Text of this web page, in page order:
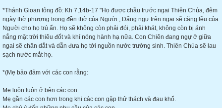
*Thánh Gioan tông đồ: Kh 7,14b-17 "Họ được chầu trước ngai Thiên Chúa, đêm
ngày thờ phượng trong đền thờ của Người ; Đấng ngự trên ngai sẽ căng lều của
Người cho họ trú ẩn. Họ sẽ không còn phải đói, phải khát, không còn bị ánh
nắng mặt trời thiêu đốt và khí nóng hành hạ nữa. Con Chiên đang ngự ở giữa
ngai sẽ chăn dắt và dẫn đưa họ tới nguồn nước trường sinh. Thiên Chúa sẽ lau
sạch nước mắt họ.
*(Mẹ bảo đảm với các con rằng:
Mẹ luôn luôn ở bên các con.
Mẹ gần các con hơn trong khi các con gặp thử thách và đau khổ.